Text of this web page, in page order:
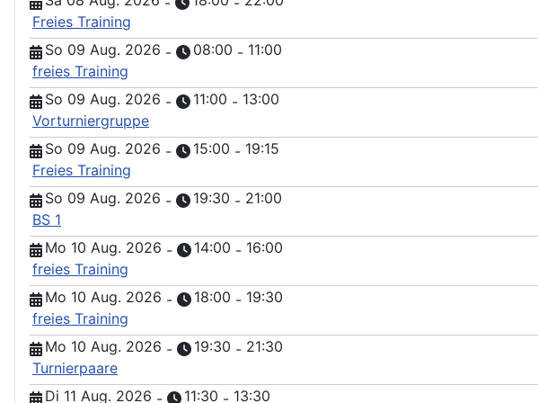
Freies Training
So 09 Aug. 2026 - 08:00 - 11:00
freies Training
So 09 Aug. 2026 - 11:00 - 13:00
Vorturniergruppe
So 09 Aug. 2026 - 15:00 - 19:15
Freies Training
So 09 Aug. 2026 - 19:30 - 21:00
BS 1
Mo 10 Aug. 2026 - 14:00 - 16:00
freies Training
Mo 10 Aug. 2026 - 18:00 - 19:30
freies Training
Mo 10 Aug. 2026 - 19:30 - 21:30
Turnierpaare
Di 11 Aug. 2026 - 11:30 - 13:30